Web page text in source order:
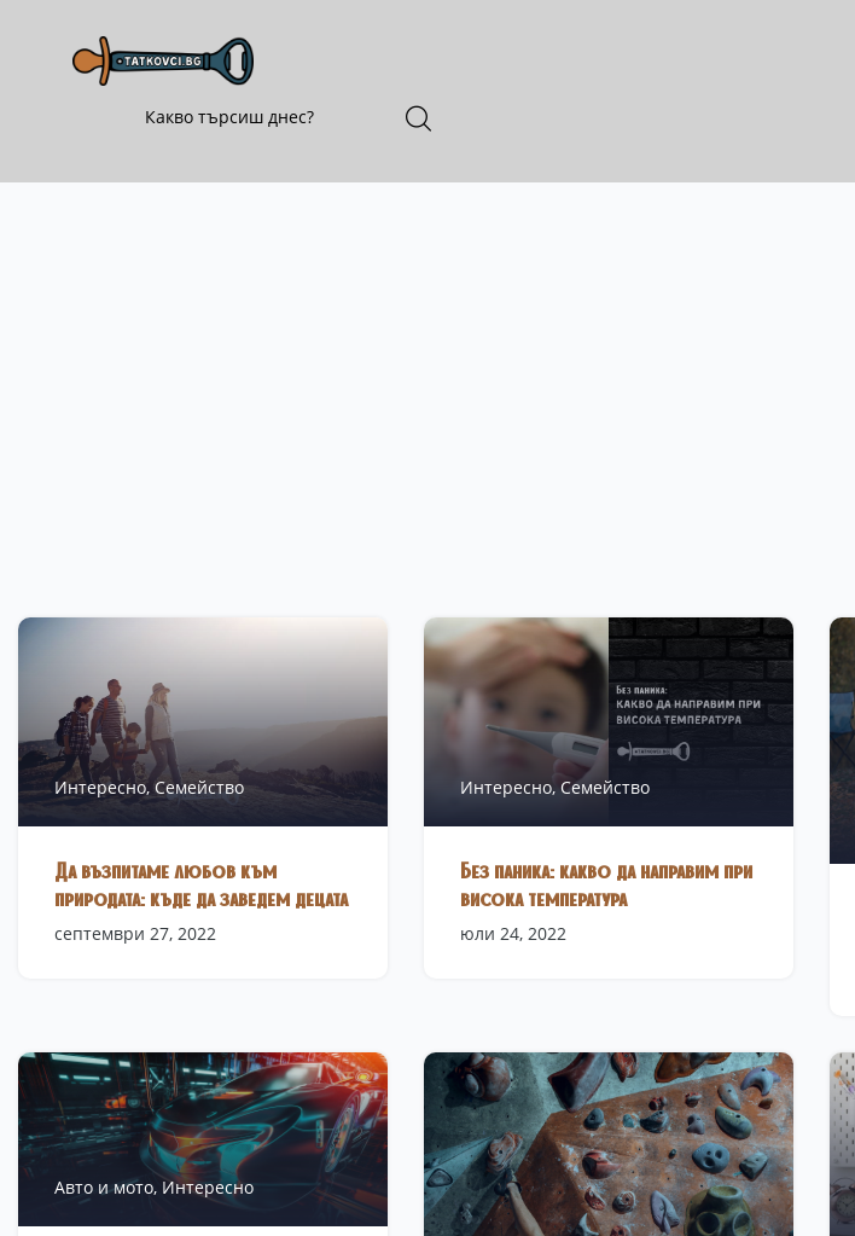
Интересно,Семейство
Да възпитаме любов към
природата: къде да заведем децата
септември 27, 2022
Интересно, Семейство
Без паника: какво да направим при
висока температура
юли 24, 2022
Авто и мото, Интересно